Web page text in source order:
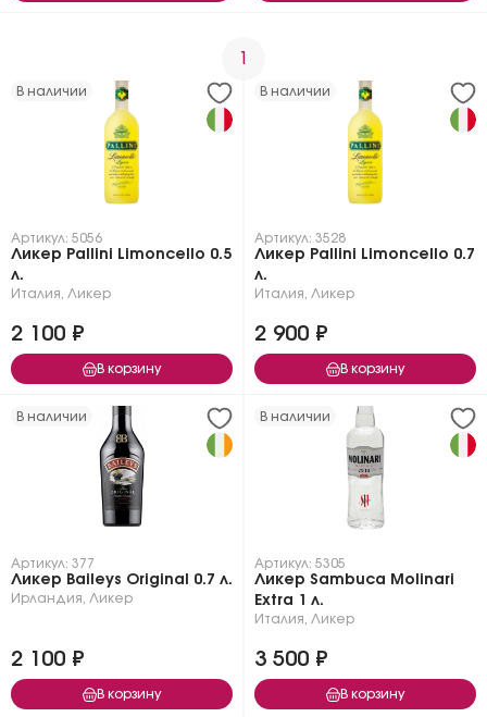
1
В наличии
Артикул: 5056
Ликер Pallini Limoncello 0.5
л.
Италия Ликер
2 100 ₽
В корзину
В наличии
Артикул: 3528
Ликер Pallini Limoncello 0.7
л.
Италия Ликер
2 900 ₽
В корзину
В наличии
Артикул: 377
Ликер Baileys Original 0.7 л.
Ирландия Ликер
2 100 ₽
В корзину
В наличии
Артикул: 5305
Ликер Sambuca Molinari
Extra 1 л.
Италия Ликер
3 500 ₽
В корзину